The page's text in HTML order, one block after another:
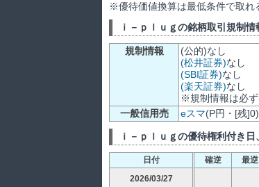
※優待価値換算は最低条件で取れ
ｉ－ｐｌｕｇの銘柄取引規制情
規制情報
(公的)なし
(松井証券)なし
(SBI証券)なし
(楽天証券)なし
※規制情報は必ず
一般信用売
eスマ(P円・[残]0)
ｉ－ｐｌｕｇの優待権利付き
日付 確逆 最逆
2026/03/27